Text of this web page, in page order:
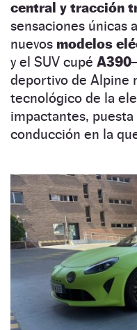
central y tracción
sensaciones únicas
nuevos modelos
y el SUV cupé A390
deportivo de Alpine
tecnológico de la
impactantes,
conducción en la